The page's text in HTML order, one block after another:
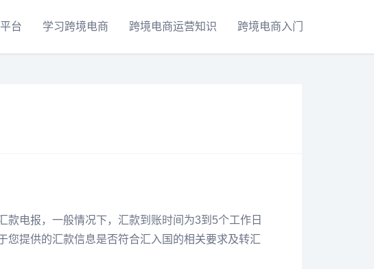
台 学习跨境电商 跨境电商运营知识 跨境电商入门
电报，一般情况下，汇款到账时间为3到5个工作日
您提供的汇款信息是否符合汇入国的相关要求及转汇